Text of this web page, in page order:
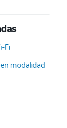
Fi
modalidad